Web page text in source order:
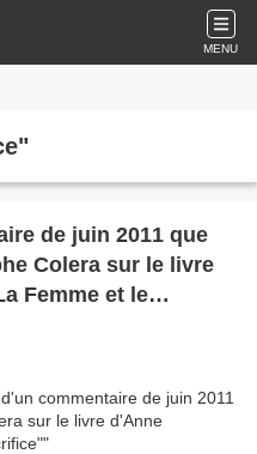
MENU
que
Femme et le